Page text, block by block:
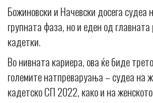
Божиновски и Начевски досега судеа
групната фаза, но и еден од
кадетки.
Во нивната кариера, ова ќе биде
големите натпреваруања – судеа на
кадетско СП 2022, како и на